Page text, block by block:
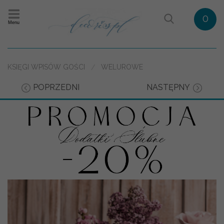
Menu 0
KSIĘGI WPISÓW GOŚCI WELUROWE
POPRZEDNI NASTĘPNY